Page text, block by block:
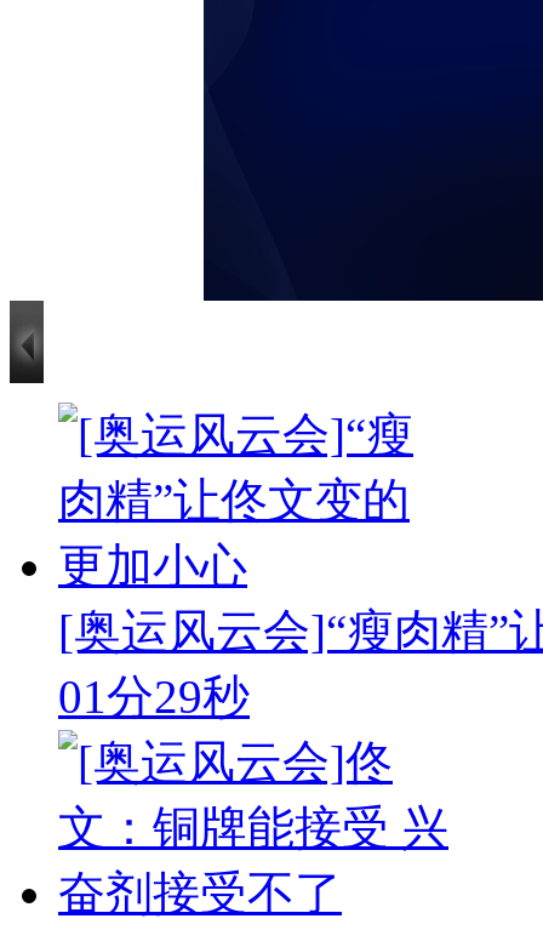
[奥运风云会]“瘦肉精”
01分29秒